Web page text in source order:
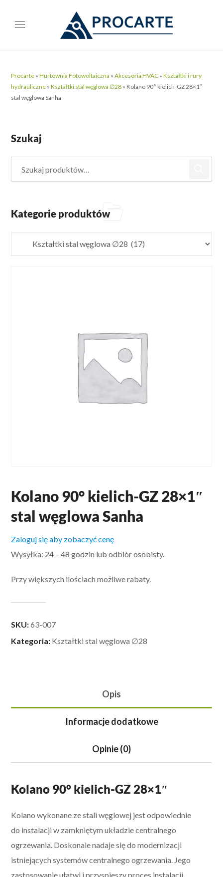
Procarte »Hurtownia Fotowoltaiczna »Akcesoria HVAC »Kształtki i rury
hydrauliczne »Kształtki stal węglowa ∅28 » Kolano 90° kielich-GZ 28×1″
stal węglowa Sanha
Kolano 90° kielich-GZ 28×1″
stal węglowa Sanha
Zaloguj się aby zobaczyć cenę
Wysyłka: 24 – 48 godzin lub odbiór osobisty.
Przy większych ilościach możliwe rabaty.
SKU:63-007
Kategoria: Kształtki stal węglowa ∅28
Opis
Informacje dodatkowe
Opinie (0)
Kolano 90° kielich-GZ 28×1″
Kolano wykonane ze stali węglowej jest odpowiednie
do instalacji w zamkniętym układzie centralnego
ogrzewania. Doskonale nadaje się do modernizacji
istniejących systemów centralnego ogrzewania. Jego
zastosowanie ułatwi i przyspieszy proces instalacji.
Szukaj
Kategorie produktów